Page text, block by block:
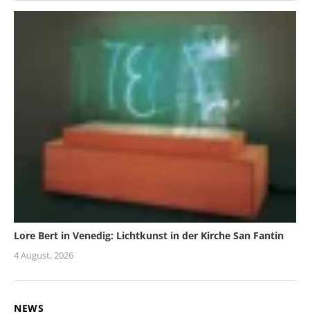
Lore Bert in Venedig: Lichtkunst in der Kirche San Fantin
4 August, 2026
NEWS